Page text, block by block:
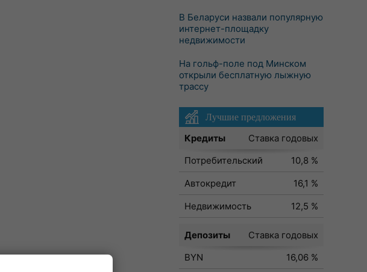
В Беларуси назвали популярную
интернет-площадку
недвижимости
На гольф-поле под Минском
открыли бесплатную лыжную
трассу
Лучшие предложения
Кредиты
Ставка годовых
Потребительский
10,8 %
Автокредит
16,1 %
Недвижимость
12,5 %
Депозиты
Ставка годовых
BYN
16,06 %